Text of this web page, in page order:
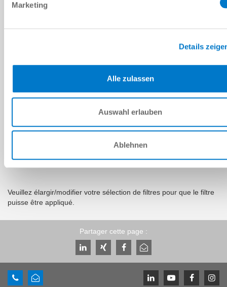
Marketing
Details
Alle zulassen
Auswahl erlauben
Ablehnen
Prise extérieure / intérieure
Sélecteurs supplémentaires
RÉSULTATS
Veuillez élargir/modifier votre sélection de filtres pour que le filtre
puisse être appliqué.
Partager cette page :